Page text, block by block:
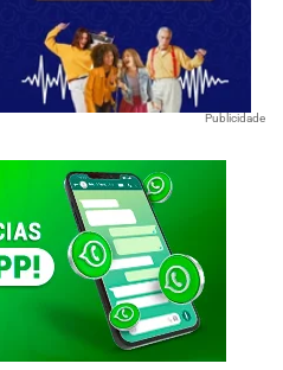
Publicidade